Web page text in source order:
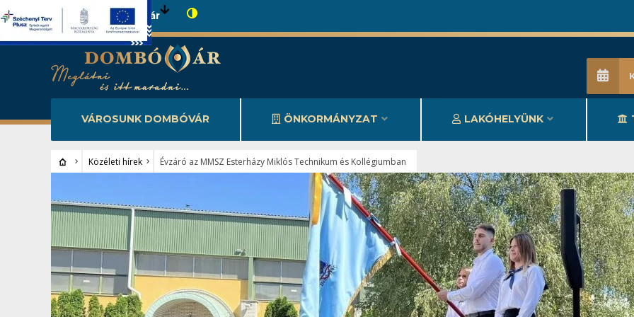
Városunk Dombóvár
VÁROSUNK DOMBÓVÁR ÖNKORMÁNYZAT LAKÓHELYÜNK
Közéleti hírek Évzáró az MMSZ Esterházy Miklós Technikum és Kollégiumban